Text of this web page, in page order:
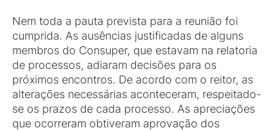
Nem toda a pauta prevista para a reunião foi
cumprida. As ausências justificadas de alguns
membros do Consuper, que estavam na relatoria
de processos, adiaram decisões para os
próximos encontros. De acordo com o reitor, as
alterações necessárias aconteceram, respeitado-
se os prazos de cada processo. As apreciações
que ocorreram obtiveram aprovação dos